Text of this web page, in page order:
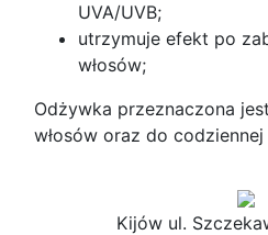
UVA/UVB;
utrzymuje efekt po
włosów;
Odżywka przeznaczona
włosów oraz do
Kijów ul.